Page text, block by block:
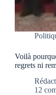
Voilà
regrets ni
12